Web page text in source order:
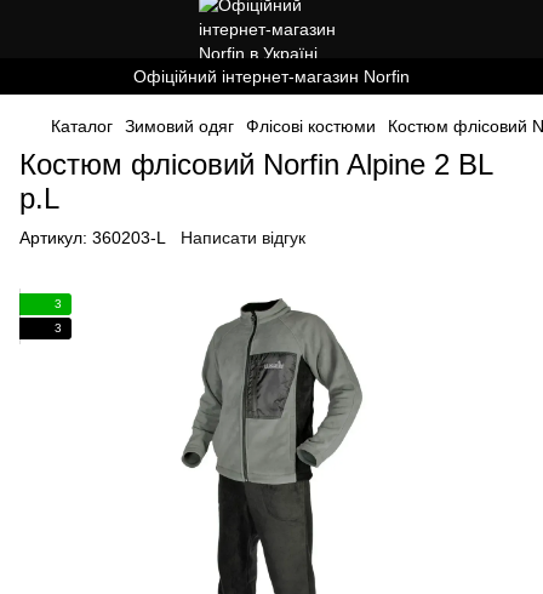
Офіційний інтернет-магазин Norfin
Каталог Зимовий одяг Флісові костюми Костюм флісовий
Костюм флісовий Norfin Alpine 2 BL
р.L
Артикул: 360203-L Написати відгук
3
3